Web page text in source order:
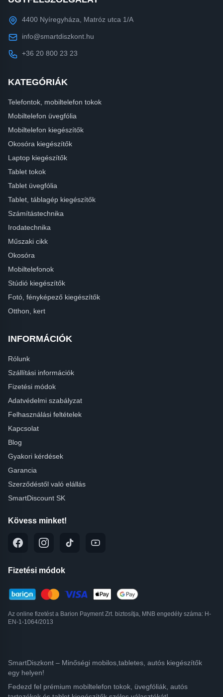
4400 Nyíregyháza, Matróz utca 1/A
info@smartdiszkont.hu
+36 20 800 23 23
KATEGÓRIÁK
Telefontok, mobiltelefon tokok
Mobiltelefon üvegfólia
Mobiltelefon kiegészítők
Okosóra kiegészítők
Laptop kiegészítők
Tablet tokok
Tablet üvegfólia
Tablet, táblagép kiegészítők
Számítástechnika
Irodatechnika
Műszaki cikk
Okosóra
Mobiltelefonok
Stúdió kiegészítők
Fotó, fényképező kiegészítők
Otthon, kert
INFORMÁCIÓK
Rólunk
Szállítási információk
Fizetési módok
Adatvédelmi szabályzat
Felhasználási feltételek
Kapcsolat
Blog
Gyakori kérdések
Garancia
Szerződéstől való elállás
SmartDiscount SK
Kövess minket!
Fizetési módok
Az online fizetést a Barion Payment Zrt. biztosítja, MNB engedély száma: H-
EN-1-1064/2013
SmartDiszkont – Minőségi mobilos,tabletes, autós kiegészítők
egy helyen!
Fedezd fel prémium mobiltelefon tokok, üvegfóliák, autós